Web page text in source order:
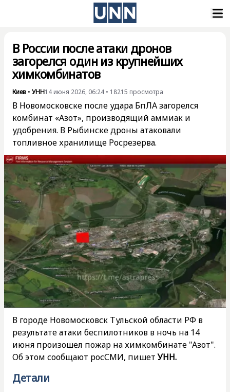
В России после атаки дронов
загорелся один из крупнейших
химкомбинатов
Киев • УНН14 июня 2026, 06:24 • 18215 просмотра
В Новомосковске после удара БпЛА загорелся
комбинат «Азот», производящий аммиак и
удобрения. В Рыбинске дроны атаковали
топливное хранилище Росрезерва.
В городе Новомосковск Тульской области РФ в
результате атаки беспилотников в ночь на 14
июня произошел пожар на химкомбинате "Азот".
Об этом сообщают росСМИ, пишетУНН.
Детали